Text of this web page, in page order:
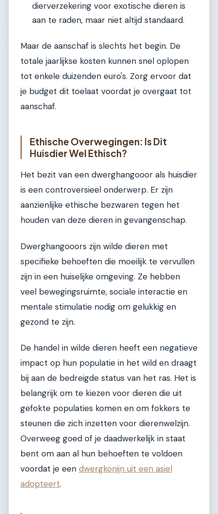
dierverzekering voor exotische dieren is
aan te raden, maar niet altijd standaard.
Maar de aanschaf is slechts het begin. De
totale jaarlijkse kosten kunnen snel oplopen
tot enkele duizenden euro's. Zorg ervoor dat
je budget dit toelaat voordat je overgaat tot
aanschaf.
Ethische Overwegingen: Is Dit
Huisdier Wel Ethisch?
Het bezit van een dwerghangooor als huisdier
is een controversieel onderwerp. Er zijn
aanzienlijke ethische bezwaren tegen het
houden van deze dieren in gevangenschap.
Dwerghangooors zijn wilde dieren met
specifieke behoeften die moeilijk te vervullen
zijn in een huiselijke omgeving. Ze hebben
veel bewegingsruimte, sociale interactie en
mentale stimulatie nodig om gelukkig en
gezond te zijn.
De handel in wilde dieren heeft een negatieve
impact op hun populatie in het wild en draagt
bij aan de bedreigde status van het ras. Het is
belangrijk om te kiezen voor dieren die uit
gefokte populaties komen en om fokkers te
steunen die zich inzetten voor dierenwelzijn.
Overweeg goed of je daadwerkelijk in staat
bent om aan al hun behoeften te voldoen
voordat je een dwergkonijn uit een asiel
adopteert.